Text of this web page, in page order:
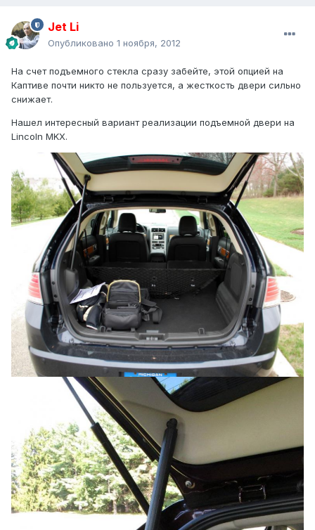
Jet Li
Опубликовано 1 ноября, 2012
На счет подъемного стекла сразу забейте, этой опцией на
Каптиве почти никто не пользуется, а жесткость двери сильно
снижает.
Нашел интересный вариант реализации подъемной двери на
Lincoln MKX.